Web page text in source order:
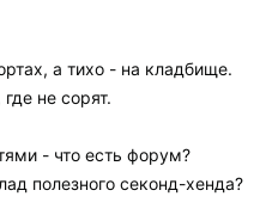
а тихо - на кладбище.
не сорят.
- что есть форум?
полезного секонд-хенда?